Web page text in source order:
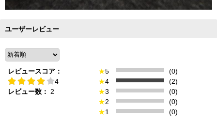
ユーザーレビュー
レビュースコア：
4
レビュー数：
2
★5
(0)
★4
(2)
★3
(0)
★2
(0)
★1
(0)